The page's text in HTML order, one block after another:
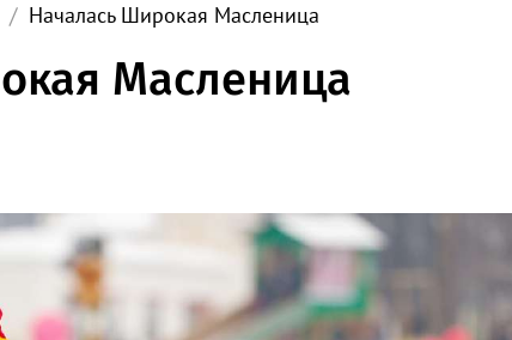
Началась Широкая Масленица
Масленица